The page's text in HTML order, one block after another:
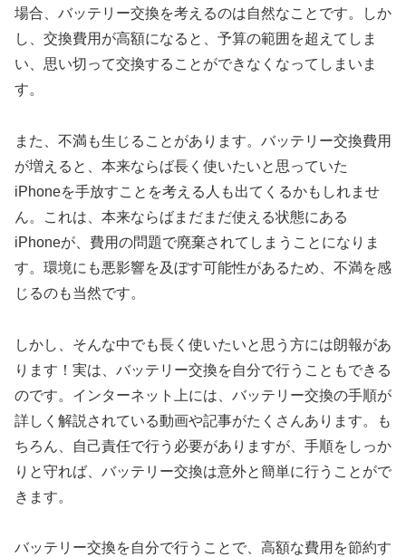
場合、バッテリー交換を考えるのは自然なことです。しか
し、交換費用が高額になると、予算の範囲を超えてしま
い、思い切って交換することができなくなってしまいま
す。
また、不満も生じることがあります。バッテリー交換費用
が増えると、本来ならば長く使いたいと思っていた
iPhoneを手放すことを考える人も出てくるかもしれませ
ん。これは、本来ならばまだまだ使える状態にある
iPhoneが、費用の問題で廃棄されてしまうことになりま
す。環境にも悪影響を及ぼす可能性があるため、不満を感
じるのも当然です。
しかし、そんな中でも長く使いたいと思う方には朗報があ
ります！実は、バッテリー交換を自分で行うこともできる
のです。インターネット上には、バッテリー交換の手順が
詳しく解説されている動画や記事がたくさんあります。も
ちろん、自己責任で行う必要がありますが、手順をしっか
りと守れば、バッテリー交換は意外と簡単に行うことがで
きます。
バッテリー交換を自分で行うことで、高額な費用を節約す